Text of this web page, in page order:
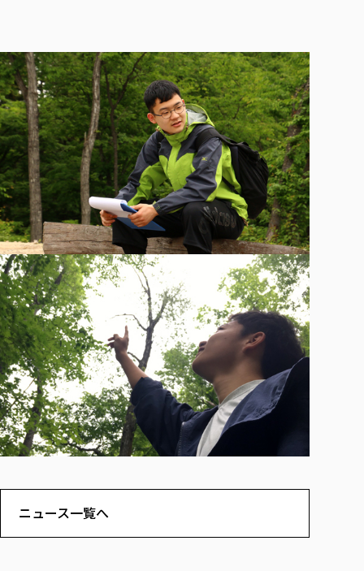
学生自主活動支援
社会人学生の育児支援（一時預かり）
学生総合補償制度
スポーツ傷害保険
ニュース一覧へ